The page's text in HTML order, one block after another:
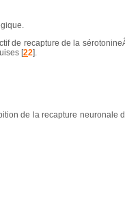
de recapture de la
[22].
de la recapture neuronale